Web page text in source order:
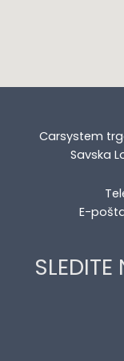
Carsystem
Savska
E-